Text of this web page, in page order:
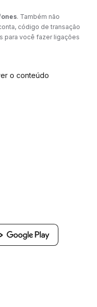
. Também não
código de transação
para você fazer ligações
o conteúdo